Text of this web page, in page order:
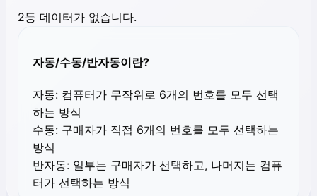
2등 데이터가 없습니다.
자동/수동/반자동이란?
자동: 컴퓨터가 무작위로 6개의 번호를 모두 선택
하는 방식
수동: 구매자가 직접 6개의 번호를 모두 선택하는
방식
반자동: 일부는 구매자가 선택하고, 나머지는 컴퓨
터가 선택하는 방식